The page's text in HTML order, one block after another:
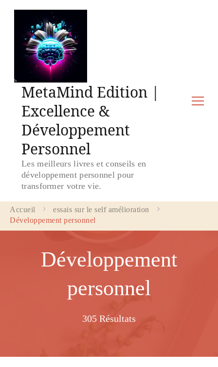
MetaMind Edition |
Excellence &
Développement
Personnel
Les meilleurs livres et conseils en
développement personnel pour
transformer votre vie.
Accueil
essais sur le self amélioration
Développement personnel
Développement
personnel
305 Résultats